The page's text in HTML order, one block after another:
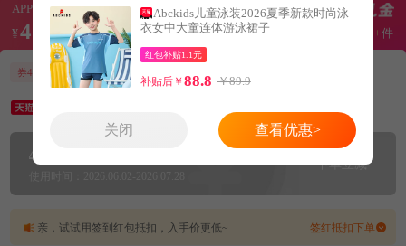
APP红包价
¥42.9 原价89.90 10+件
券45元 APP红包补贴2元
【拍一发六】 Abckids夏季新款时尚泳衣
45 下单立减
亲，试试用签到红包抵扣，入手价更低~ 签红抵扣下单
Abckids儿童泳装2026夏季新款时尚泳
衣女中大童连体游泳裙子
红包补贴1.1元
补贴后￥ 88.8 ￥89.9
关闭 查看优惠>